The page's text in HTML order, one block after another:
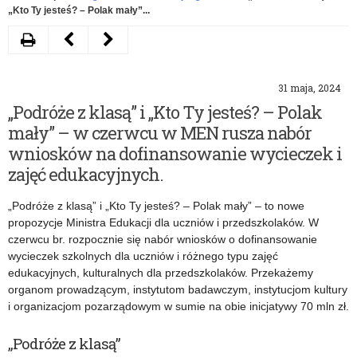
„Kto Ty jesteś? – Polak mały”...
31 maja, 2024
„Podróże z klasą” i „Kto Ty jesteś? – Polak
mały” – w czerwcu w MEN rusza nabór
wniosków na dofinansowanie wycieczek i
zajęć edukacyjnych.
„Podróże z klasą” i „Kto Ty jesteś? – Polak mały” – to nowe
propozycje Ministra Edukacji dla uczniów i przedszkolaków. W
czerwcu br. rozpocznie się nabór wniosków o dofinansowanie
wycieczek szkolnych dla uczniów i różnego typu zajęć
edukacyjnych, kulturalnych dla przedszkolaków. Przekażemy
organom prowadzącym, instytutom badawczym, instytucjom kultury
i organizacjom pozarządowym w sumie na obie inicjatywy 70 mln zł.
„Podróże z klasą”
DrukujNastępny
ofert
na
stanowisko
nauczyciela-
doradcy
metodycznego
w
ŁCDNiKP
Poprzedni
w
ramowych
planach
nauczania
–
rozporządzenie
podpisane